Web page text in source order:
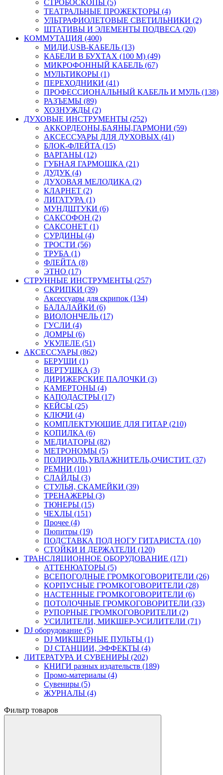
СТРОБОСКОПЫ (5)
ТЕАТРАЛЬНЫЕ ПРОЖЕКТОРЫ (4)
УЛЬТРАФИОЛЕТОВЫЕ СВЕТИЛЬНИКИ (2)
ШТАТИВЫ И ЭЛЕМЕНТЫ ПОДВЕСА (20)
КОММУТАЦИЯ (400)
МИДИ,USB-КАБЕЛЬ (13)
КАБЕЛИ В БУХТАХ (100 М) (49)
МИКРОФОННЫЙ КАБЕЛЬ (67)
МУЛЬТИКОРЫ (1)
ПЕРЕХОДНИКИ (41)
ПРОФЕССИОНАЛЬНЫЙ КАБЕЛЬ И МУЛЬ (138)
РАЗЪЕМЫ (89)
ХОЗНУЖДЫ (2)
ДУХОВЫЕ ИНСТРУМЕНТЫ (252)
АККОРДЕОНЫ,БАЯНЫ,ГАРМОНИ (59)
АКСЕССУАРЫ ДЛЯ ДУХОВЫХ (41)
БЛОК-ФЛЕЙТА (15)
ВАРГАНЫ (12)
ГУБНАЯ ГАРМОШКА (21)
ДУДУК (4)
ДУХОВАЯ МЕЛОДИКА (2)
КЛАРНЕТ (2)
ЛИГАТУРА (1)
МУНДШТУКИ (6)
САКСОФОН (2)
САКСОНЕТ (1)
СУРДИНЫ (4)
ТРОСТИ (56)
ТРУБА (1)
ФЛЕЙТА (8)
ЭТНО (17)
СТРУННЫЕ ИНСТРУМЕНТЫ (257)
СКРИПКИ (39)
Аксессуары для скрипок (134)
БАЛАЛАЙКИ (6)
ВИОЛОНЧЕЛЬ (17)
ГУСЛИ (4)
ДОМРЫ (6)
УКУЛЕЛЕ (51)
АКСЕССУАРЫ (862)
БЕРУШИ (1)
ВЕРТУШКА (3)
ДИРИЖЕРСКИЕ ПАЛОЧКИ (3)
КАМЕРТОНЫ (4)
КАПОДАСТРЫ (17)
КЕЙСЫ (25)
КЛЮЧИ (4)
КОМПЛЕКТУЮЩИЕ ДЛЯ ГИТАР (210)
КОПИЛКА (6)
МЕДИАТОРЫ (82)
МЕТРОНОМЫ (5)
ПОЛИРОЛЬ,УВЛАЖНИТЕЛЬ,ОЧИСТИТ. (37)
РЕМНИ (101)
СЛАЙДЫ (3)
СТУЛЬЯ, СКАМЕЙКИ (39)
ТРЕНАЖЕРЫ (3)
ТЮНЕРЫ (15)
ЧЕХЛЫ (151)
Прочее (4)
Пюпитры (19)
ПОДСТАВКА ПОД НОГУ ГИТАРИСТА (10)
СТОЙКИ И ДЕРЖАТЕЛИ (120)
ТРАНСЛЯЦИОННОЕ ОБОРУДОВАНИЕ (171)
АТТЕНЮАТОРЫ (5)
ВСЕПОГОДНЫЕ ГРОМКОГОВОРИТЕЛИ (26)
КОРПУСНЫЕ ГРОМКОГОВОРИТЕЛИ (28)
НАСТЕННЫЕ ГРОМКОГОВОРИТЕЛИ (6)
ПОТОЛОЧНЫЕ ГРОМКОГОВОРИТЕЛИ (33)
РУПОРНЫЕ ГРОМКОГОВОРИТЕЛИ (2)
УСИЛИТЕЛИ, МИКШЕР-УСИЛИТЕЛИ (71)
DJ оборудование (5)
DJ МИКШЕРНЫЕ ПУЛЬТЫ (1)
DJ СТАНЦИИ, ЭФФЕКТЫ (4)
ЛИТЕРАТУРА И СУВЕНИРЫ (202)
КНИГИ разных издательств (189)
Промо-материалы (4)
Сувениры (5)
ЖУРНАЛЫ (4)
Фильтр товаров